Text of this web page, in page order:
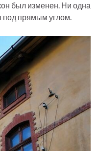
был изменен. Ни одна
под прямым углом.